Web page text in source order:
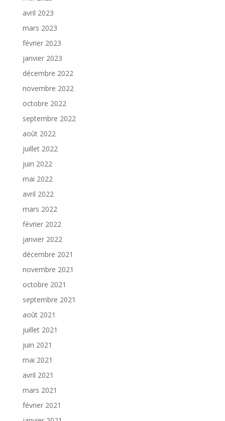
avril 2023
mars 2023
février 2023
janvier 2023
décembre 2022
novembre 2022
octobre 2022
septembre 2022
août 2022
juillet 2022
juin 2022
mai 2022
avril 2022
mars 2022
février 2022
janvier 2022
décembre 2021
novembre 2021
octobre 2021
septembre 2021
août 2021
juillet 2021
juin 2021
mai 2021
avril 2021
mars 2021
février 2021